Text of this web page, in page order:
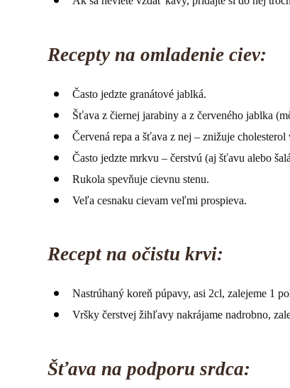
Recepty na omladenie ciev:
Často jedzte granátové jablká.
Šťava z čiernej jarabiny a z červeného jablka
Červená repa a šťava z nej – znižuje
Často jedzte mrkvu – čerstvú (aj šťavu alebo
Rukola spevňuje cievnu stenu.
Veľa cesnaku cievam veľmi prospieva.
Recept na očistu krvi:
Nastrúhaný koreň púpavy, asi 2cl, zalejeme 1
Vršky čerstvej žihľavy nakrájame nadrobno,
Šťava na podporu srdca: